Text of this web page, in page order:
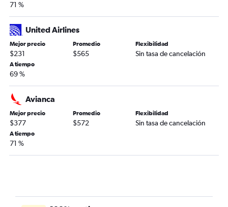
71 %
United Airlines
Mejor precio
$231
Promedio
$565
Flexibilidad
Sin tasa de cancelación
A tiempo
69 %
Avianca
Mejor precio
$377
Promedio
$572
Flexibilidad
Sin tasa de cancelación
A tiempo
71 %